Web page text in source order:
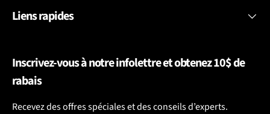
Liens rapides
Inscrivez-vous à notre infolettre et obtenez 10$ de
rabais
Recevez des offres spéciales et des conseils d’experts.